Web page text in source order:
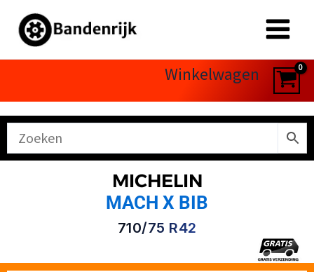
naar
Winkelwagen
MICHELIN
MACH X BIB
710/75 R42